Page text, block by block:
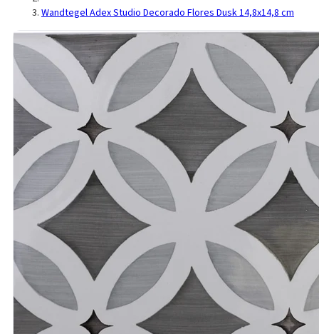
Wandtegel Adex Studio Decorado Flores Dusk 14,8x14,8 cm